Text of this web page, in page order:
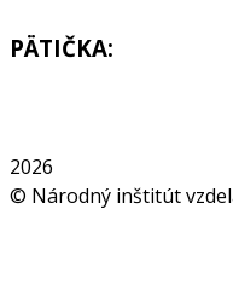
PÄTIČKA:
2026
© Národný inštitút